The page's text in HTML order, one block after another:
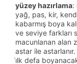
yüzey hazırlama:
yağ, pas, kir,
kabarmış boya
ve seviye farkları
macunlanan alan
astar ile astarlanır.
i̇lk defa